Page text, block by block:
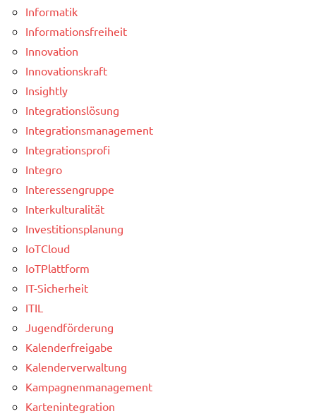
Informatik
Informationsfreiheit
Innovation
Innovationskraft
Insightly
Integrationslösung
Integrationsmanagement
Integrationsprofi
Integro
Interessengruppe
Interkulturalität
Investitionsplanung
IoTCloud
IoTPlattform
IT-Sicherheit
ITIL
Jugendförderung
Kalenderfreigabe
Kalenderverwaltung
Kampagnenmanagement
Kartenintegration